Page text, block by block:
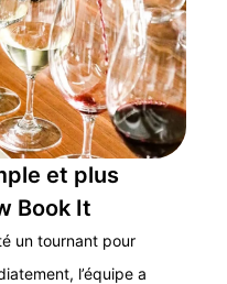
et plus
Book It
un tournant pour
l’équipe a